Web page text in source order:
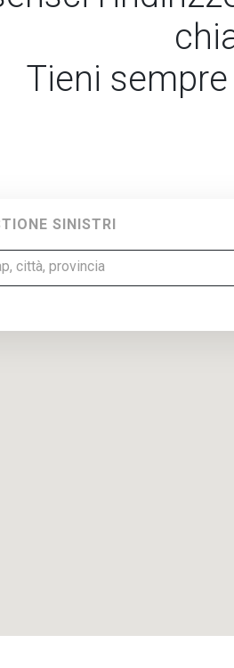
Tieni
SINISTRI
città, provincia